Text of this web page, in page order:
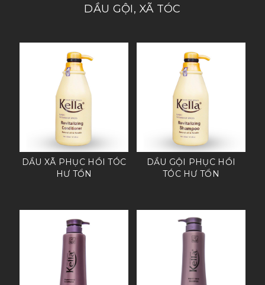
DẦU GỘI, XÃ TÓC
DẦU XÃ PHỤC HỒI TÓC
HƯ TỔN
DẦU GỘI PHỤC HỒI
TÓC HƯ TỔN